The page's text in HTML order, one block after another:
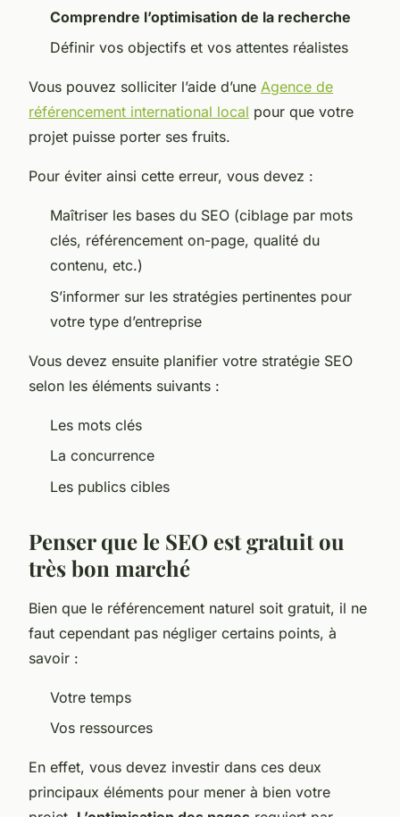
Comprendre l’optimisation de la recherche
Définir vos objectifs et vos attentes réalistes
Vous pouvez solliciter l’aide d’une Agence de
référencement international local pour que votre
projet puisse porter ses fruits.
Pour éviter ainsi cette erreur, vous devez :
Maîtriser les bases du SEO (ciblage par mots
clés, référencement on-page, qualité du
contenu, etc.)
S’informer sur les stratégies pertinentes pour
votre type d’entreprise
Vous devez ensuite planifier votre stratégie SEO
selon les éléments suivants :
Les mots clés
La concurrence
Les publics cibles
Penser que le SEO est gratuit ou
très bon marché
Bien que le référencement naturel soit gratuit, il ne
faut cependant pas négliger certains points, à
savoir :
Votre temps
Vos ressources
En effet, vous devez investir dans ces deux
principaux éléments pour mener à bien votre